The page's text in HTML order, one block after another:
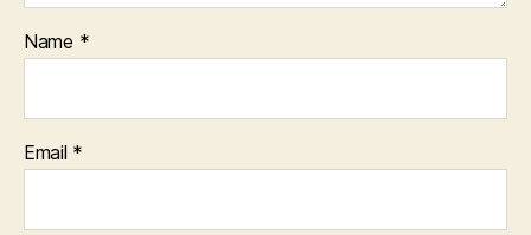
Name *
Email *